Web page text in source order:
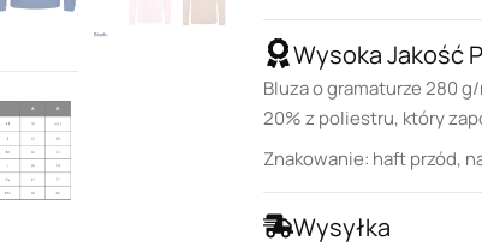
Wysoka Jakość
Bluza o gramaturze 280
20% z poliestru, który
Znakowanie: haft przód,
Wysyłka